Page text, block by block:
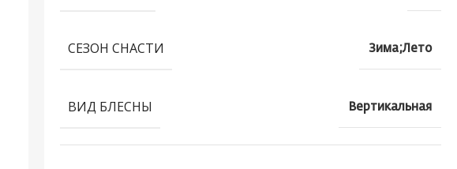
СЕЗОН СНАСТИ Зима;Лето
ВИД БЛЕСНЫ Вертикальная